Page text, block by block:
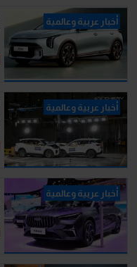
أخبار عربية وعالمية
أخبار عربية وعالمية
أخبار عربية وعالمية